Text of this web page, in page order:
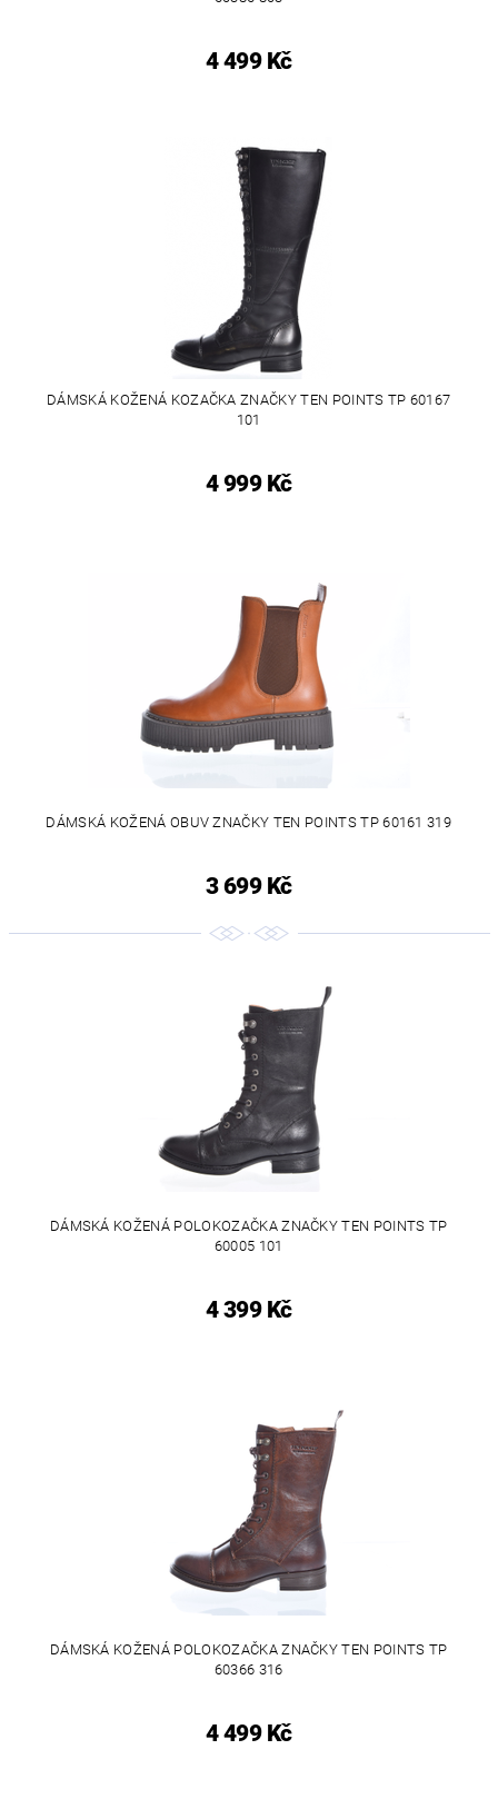
4 499 Kč
DÁMSKÁ KOŽENÁ KOZAČKA ZNAČKY TEN POINTS TP 60167
101
4 999 Kč
DÁMSKÁ KOŽENÁ OBUV ZNAČKY TEN POINTS TP 60161 319
3 699 Kč
DÁMSKÁ KOŽENÁ POLOKOZAČKA ZNAČKY TEN POINTS TP
60005 101
4 399 Kč
DÁMSKÁ KOŽENÁ POLOKOZAČKA ZNAČKY TEN POINTS TP
60366 316
4 499 Kč